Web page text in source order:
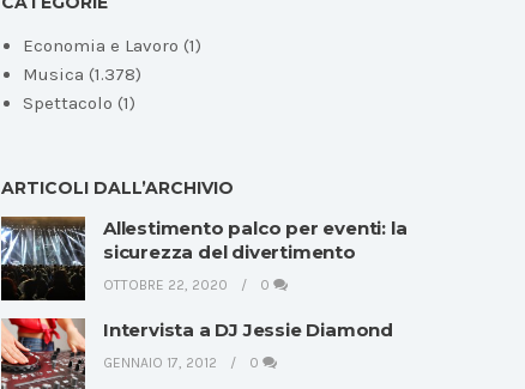
Economia e Lavoro (1)
Musica (1.378)
Spettacolo (1)
ARTICOLI DALL’ARCHIVIO
Allestimento palco per eventi: la
sicurezza del divertimento
OTTOBRE 22, 2020 0
Intervista a DJ Jessie Diamond
GENNAIO 17, 2012 0